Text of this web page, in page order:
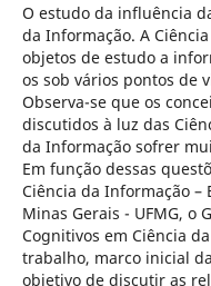
O estudo da influência
da Informação. A
objetos de estudo a
os sob vários pontos de
Observa-se que os
discutidos à luz das
da Informação sofrer
Em função dessas
Ciência da Informação –
Minas Gerais - UFMG, o
Cognitivos em Ciência
trabalho, marco inicial
objetivo de discutir as